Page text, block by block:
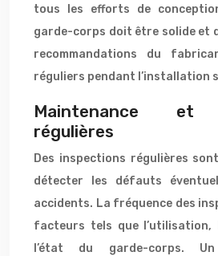
tous les efforts de
garde-corps doit être solide et
recommandations du
réguliers pendant l’installation
Maintenance et
régulières
Des inspections régulières
détecter les défauts
accidents. La fréquence des
facteurs tels que l’utilisation,
l’état du garde-corps.